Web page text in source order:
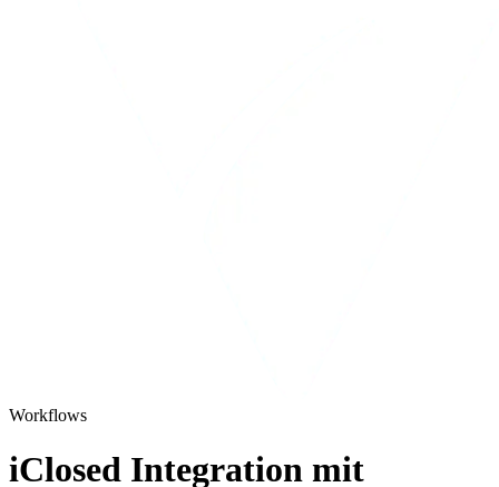
Workflows
iClosed Integration mit